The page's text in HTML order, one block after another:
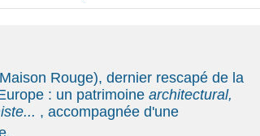
Rouge), dernier rescapé de la
: un patrimoine architectural,
, accompagnée d'une